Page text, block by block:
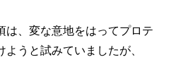
は、変な意地をはってプロテ
うと試みていましたが、